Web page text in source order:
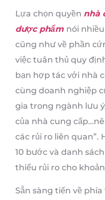
Lựa chọn quyền nhà
dược phẩm nói
cũng như về phần
việc tuân thủ quy
bạn hợp tác với nhà
cùng doanh nghiệp
gia trong ngành lưu
của nhà cung
các rủi ro liên quan”.
10 bước và danh
thiểu rủi ro cho
Sẵn sàng tiến về